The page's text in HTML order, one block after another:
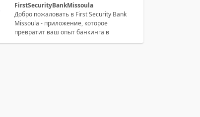
FirstSecurityBankMissoula
Добро пожаловать в First Security Bank
Missoula - приложение, которое
превратит ваш опыт банкинга в